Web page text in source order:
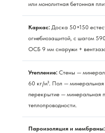
или монолитная бетонная
Каркас: Доска 50×150
огнебиозащитой, с шагом
ОСБ 9 мм снаружи +
Утепление: Стены —
60 кг/м³. Пол —
перекрытие — минеральная
теплопроводности.
Пароизоляция и мембраны: